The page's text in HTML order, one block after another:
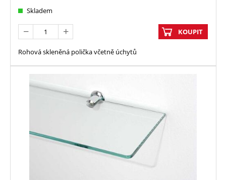
Skladem
KOUPIT
Rohová skleněná polička včetně úchytů